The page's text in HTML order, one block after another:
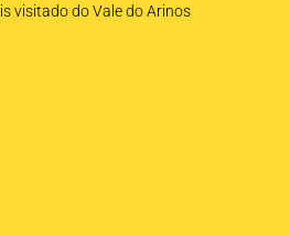
visitado do Vale do Arinos